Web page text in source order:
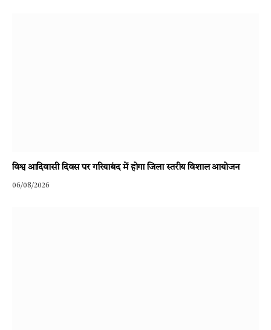
विश्व आदिवासी दिवस पर गरियाबंद में होगा जिला स्तरीय विशाल आयोजन
06/08/2026